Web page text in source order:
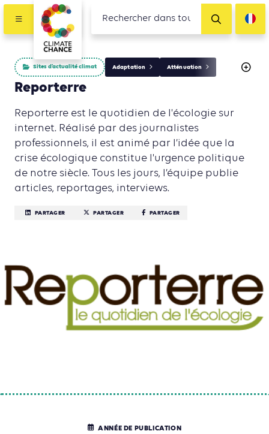
Sites d’actualité climat Adaptation Atténuation
Reporterre
Reporterre est le quotidien de l'écologie sur
internet. Réalisé par des journalistes
professionnels, il est animé par l’idée que la
crise écologique constitue l'urgence politique
de notre siècle. Tous les jours, l’équipe publie
articles, reportages, interviews.
PARTAGER PARTAGER PARTAGER
ANNÉE DE PUBLICATION